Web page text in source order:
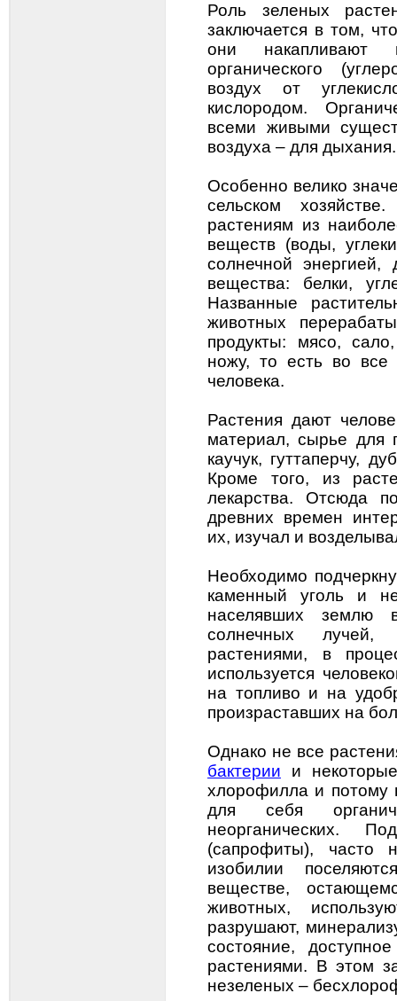
Роль зеленых
заключается в том,
они накапливают
органического
воздух от
кислородом.
всеми живыми
воздуха – для дыхания.
Особенно велико
сельском
растениям из
веществ (воды,
солнечной энергией,
вещества: белки,
Названные
животных
продукты: мясо,
ножу, то есть во
человека.
Растения дают
материал, сырье для
каучук, гуттаперчу,
Кроме того, из
лекарства. Отсюда
древних времен
их, изучал и
Необходимо
каменный уголь и
населявших землю
солнечных лучей,
растениями, в
используется
на топливо и на
произраставших на
Однако не все
бактерии и
хлорофилла и потому
для себя
неорганических.
(сапрофиты), часто
изобилии
веществе,
животных,
разрушают,
состояние,
растениями. В этом
незеленых –